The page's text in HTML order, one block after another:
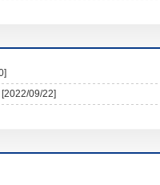
[2022/09/22]